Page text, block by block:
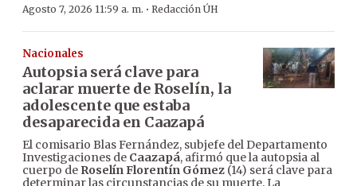
Agosto 7, 2026 11:59 a. m. · Redacción ÚH
Nacionales
Autopsia será clave para
aclarar muerte de Roselín, la
adolescente que estaba
desaparecida en Caazapá
El comisario Blas Fernández, subjefe del Departamento
Investigaciones de Caazapá, afirmó que la autopsia al
cuerpo de Roselín Florentín Gómez (14) será clave para
determinar las circunstancias de su muerte. La